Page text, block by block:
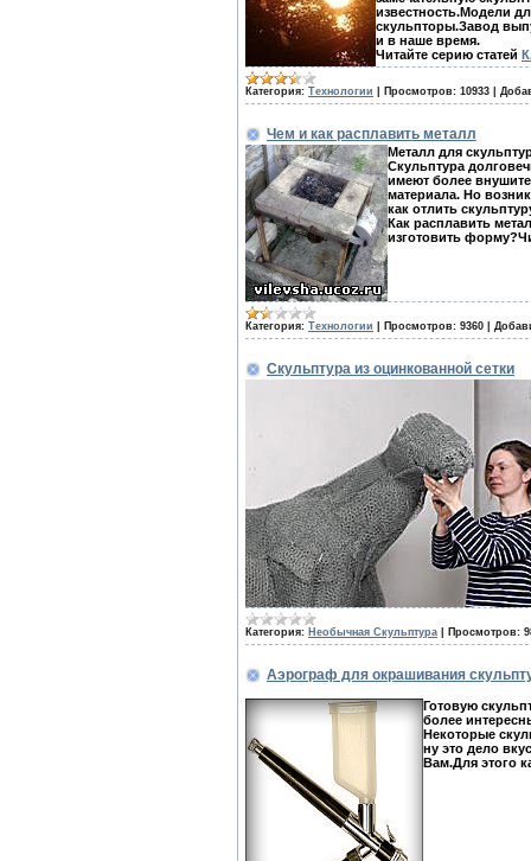
известность.Модели
скульпторы.Завод
и в наше время.
Читайте серию статей
Категория: Технологии Просмотров: 10933
Чем и как расплавить металл
Металл для
Скульптура
имеют более
материала. Но
как отлить
Как расплавить
изготовить
Категория: Технологии Просмотров: 9360
Скульптура из оцинкованной сетки
Категория: Необычная Скульптура Просмотров:
Аэрограф для окрашивания
Готовую
более
Некоторые
ну это дело
Вам.Для этого